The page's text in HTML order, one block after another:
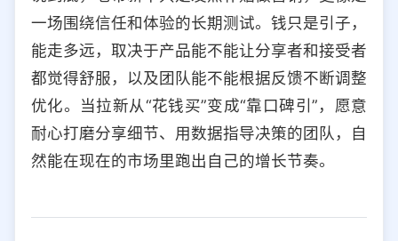
一场围绕信任和体验的长期测试。钱只是引子，
能走多远，取决于产品能不能让分享者和接受者
都觉得舒服，以及团队能不能根据反馈不断调整
优化。当拉新从“花钱买”变成“靠口碑引”，愿意
耐心打磨分享细节、用数据指导决策的团队，自
然能在现在的市场里跑出自己的增长节奏。